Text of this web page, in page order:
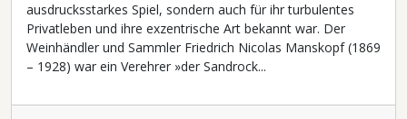
ausdrucksstarkes Spiel, sondern auch für ihr turbulentes
Privatleben und ihre exzentrische Art bekannt war. Der
Weinhändler und Sammler Friedrich Nicolas Manskopf (1869
– 1928) war ein Verehrer »der Sandrock...